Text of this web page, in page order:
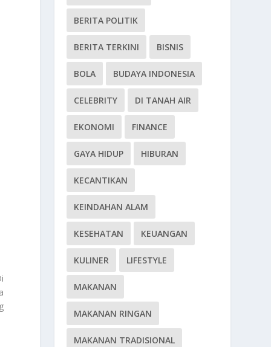
BERITA POLITIK
BERITA TERKINI BISNIS
BOLA BUDAYA INDONESIA
CELEBRITY DI TANAH AIR
EKONOMI FINANCE
GAYA HIDUP HIBURAN
KECANTIKAN
KEINDAHAN ALAM
KESEHATAN KEUANGAN
KULINER LIFESTYLE
MAKANAN
MAKANAN RINGAN
MAKANAN TRADISIONAL